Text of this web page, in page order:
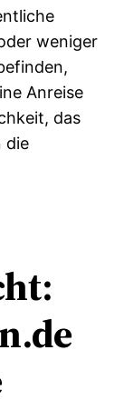
weniger
Anreise
das
die